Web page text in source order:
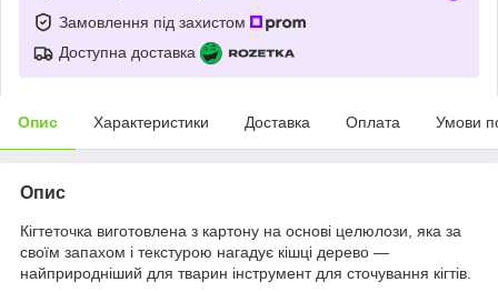
Замовлення під захистом
Доступна доставка
Опис Характеристики Доставка Оплата Умови
Опис
Кігтеточка виготовлена з картону на основі целюлози, яка за
своїм запахом і текстурою нагадує кішці дерево —
найприродніший для тварин інструмент для сточування кігтів.